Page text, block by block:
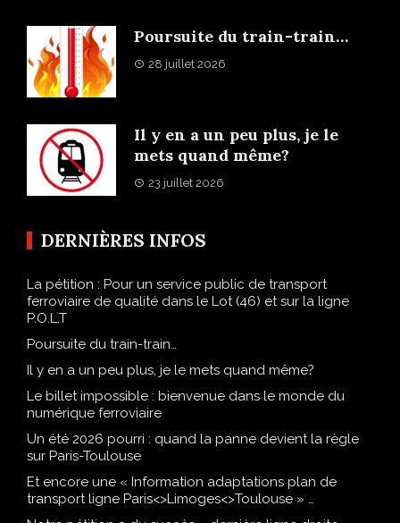
Poursuite du train-train…
28 juillet 2026
Il y en a un peu plus, je le
mets quand même?
23 juillet 2026
DERNIÈRES INFOS
La pétition : Pour un service public de transport
ferroviaire de qualité dans le Lot (46) et sur la ligne
P.O.L.T
Poursuite du train-train…
Il y en a un peu plus, je le mets quand même?
Le billet impossible : bienvenue dans le monde du
numérique ferroviaire
Un été 2026 pourri : quand la panne devient la règle
sur Paris-Toulouse
Et encore une « Information adaptations plan de
transport ligne Paris<>Limoges<>Toulouse » …